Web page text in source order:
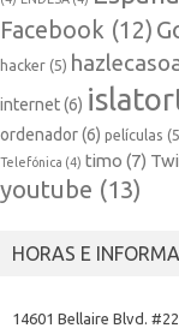
Facebook (12)
hacker (5)
internet(6)
ordenador(6) películas
Telefónica (4) timo (7)
youtube (13)
HORAS E
14601 Bellaire Blvd.